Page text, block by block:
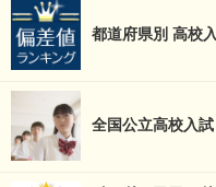
都道府県別 高校
全国公立高校入試